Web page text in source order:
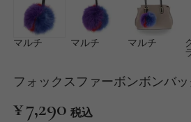
マルチ マルチ マルチ
フォックスファーボンボンバッ
¥7,290 税込